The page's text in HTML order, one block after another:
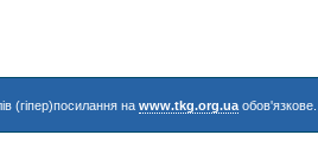
(гіпер)посилання на www.tkg.org.uaобов'язкове.